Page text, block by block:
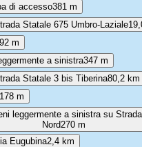
di accesso381 m
Statale 675 Umbro-Laziale
92 m
a sinistra347 m
Statale 3 bis Tiberina80,2 km
178 m
leggermente a sinistra su
Nord270 m
Eugubina2,4 km